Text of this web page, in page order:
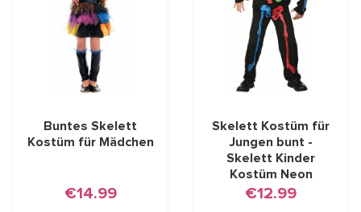
Buntes Skelett
Kostüm für Mädchen
€14.99
Skelett Kostüm für
Jungen bunt -
Skelett Kinder
Kostüm Neon
€12.99